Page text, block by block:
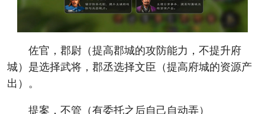
佐官，郡尉（提高郡城的攻防能力，不提升府
城）是选择武将，郡丞选择文臣（提高府城的资源产
出）。
提案，不管（有委托之后自己自动弄）